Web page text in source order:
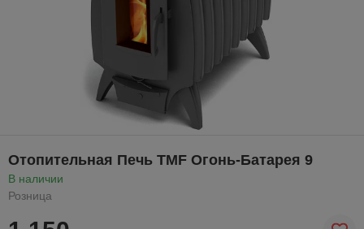
Отопительная Печь TMF Огонь-Батарея 9
В наличии
Розница